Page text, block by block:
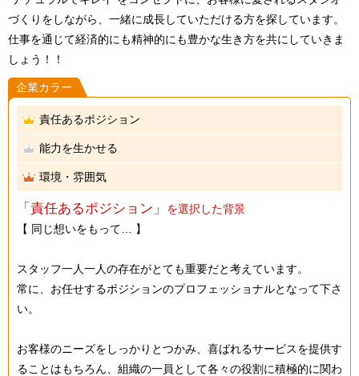
づくりをしながら、一緒に成長していただける方を探しています。
仕事を通じて経済的にも精神的にも豊かな生き方を共にしていきま
しょう！！
企業カラー
責任あるポジション
能力を生かせる
環境・雰囲気
「責任あるポジション」
を選択した背景
【 同じ想いをもって… 】
スタッフ一人一人の存在がとても重要だと考えています。
常に、お任せするポジションのプロフェッショナルとなって下さ
い。
お客様のニーズをしっかりとつかみ、喜ばれるサービスを提供す
ることはもちろん、組織の一員として各々の役割に積極的に関わ